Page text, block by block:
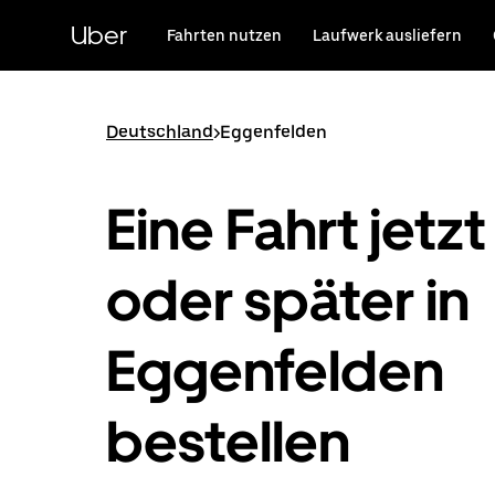
HauptinhaltUber Fahrten nutzen Laufwerk ausliefern
Deutschland>Eggenfelden
Eine Fahrt jetzt
oder später in
Eggenfelden
bestellen